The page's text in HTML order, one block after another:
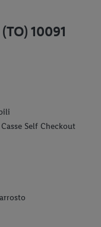
10091
Casse Self Checkout